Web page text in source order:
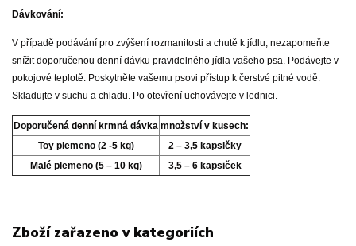
Dávkování:
V případě podávání pro zvýšení rozmanitosti a chutě k jídlu, nezapomeňte
snížit doporučenou denní dávku pravidelného jídla vašeho psa. Podávejte v
pokojové teplotě. Poskytněte vašemu psovi přístup k čerstvé pitné vodě.
Skladujte v suchu a chladu. Po otevření uchovávejte v lednici.
Doporučená denní krmná dávka množství v kusech:
Toy plemeno (2 -5 kg)
2 – 3,5 kapsičky
Malé plemeno (5 – 10 kg)
3,5 – 6 kapsiček
Zboží zařazeno v kategoriích